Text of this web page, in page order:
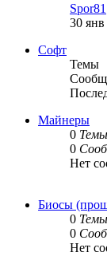
Spor81
30
Софт
Темы
Майнеры
0 Темы
0
Нет
Биосы
0 Темы
0
Нет